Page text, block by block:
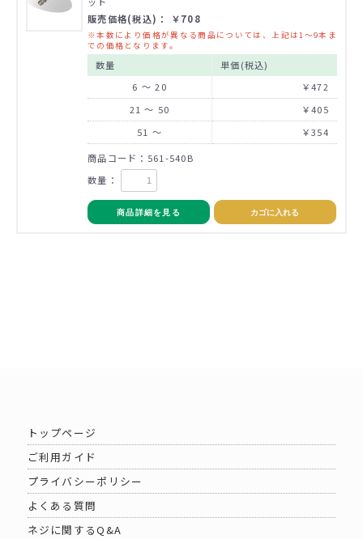
販売価格(税込)： ￥708
※本数により価格が異なる商品については、上記は1～9本ま
での価格となります。
数量
単価(税込)
6 ～ 20
￥472
21 ～ 50
￥405
51 ～
￥354
商品コード：561-540B
数量：
商品詳細を見る カゴに入れる
トップページ
ご利用ガイド
プライバシーポリシー
よくある質問
ネジに関するQ&A